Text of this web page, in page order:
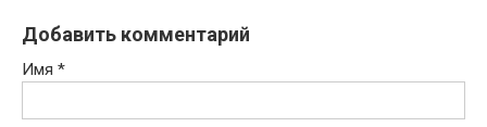
Добавить комментарий
Имя *